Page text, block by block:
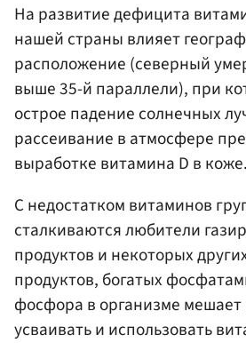
На развитие дефицита
нашей страны влияет
расположение (северный
выше 35-й параллели), при
острое падение солнечных
рассеивание в атмосфере
выработке витамина D в коже.
С недостатком витаминов
сталкиваются любители
продуктов и некоторых
продуктов, богатых
фосфора в организме
усваивать и использовать